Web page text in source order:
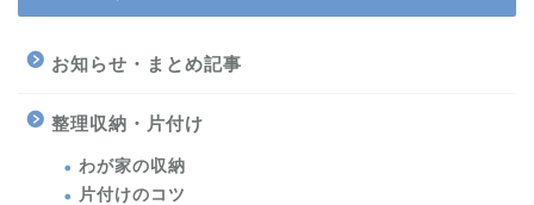
お知らせ・まとめ記事
整理収納・片付け
わが家の収納
片付けのコツ